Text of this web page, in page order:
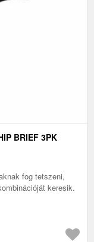
BRIEF 3PK
fog tetszeni,
keresik.